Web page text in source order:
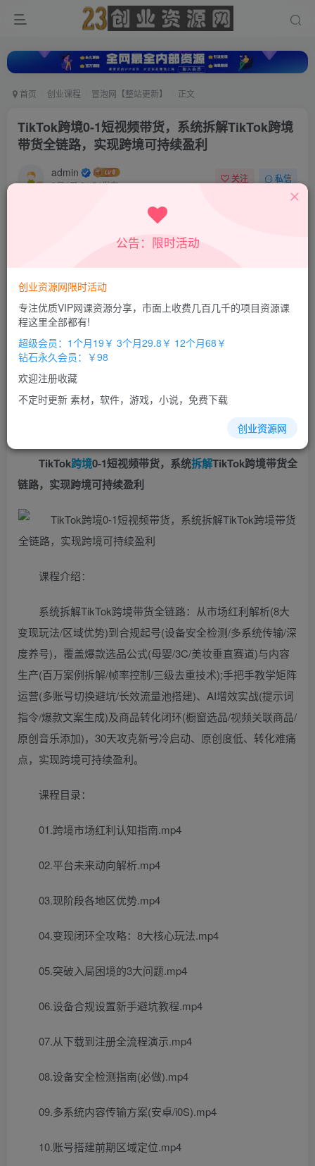
首页 创业课程 冒泡网【整站更新】 正文
TikTok跨境0-1短视频带货，系统拆解TikTok跨境
带货全链路，实现跨境可持续盈利
admin
8月4日 21:54发布
关注 私信
超级会员
立即购买
您当前未登录！建议登陆后购买，办理会员包月更省钱，可保存购
TikTok跨境0-1短视频带货，系统拆解TikTok跨境带货全
链路，实现跨境可持续盈利
课程介绍：
系统拆解TikTok跨境带货全链路：从市场红利解析(8大
变现玩法/区域优势)到合规起号(设备安全检测/多系统传输/深
度养号)，覆盖爆款选品公式(母婴/3C/美妆垂直赛道)与内容
生产(百万案例拆解/帧率控制/三级去重技术);手把手教学矩阵
运营(多账号切换避坑/长效流量池搭建)、AI增效实战(提示词
指令/爆款文案生成)及商品转化闭环(橱窗选品/视频关联商品/
原创音乐添加)，30天攻克新号冷启动、原创度低、转化难痛
点，实现跨境可持续盈利。
课程目录：
01.跨境市场红利认知指南.mp4
02.平台未来动向解析.mp4
03.现阶段各地区优势.mp4
04.变现闭环全攻略：8大核心玩法.mp4
05.突破入局困境的3大问题.mp4
06.设备合规设置新手避坑教程.mp4
07.从下载到注册全流程演示.mp4
08.设备安全检测指南(必做).mp4
09.多系统内容传输方案(安卓/i0S).mp4
10.账号搭建前期区域定位.mp4
公告：限时活动
创业资源网限时活动
专注优质VIP网课资源分享，市面上收费几百几千的项目资源课
程这里全部都有!
超级会员：1个月19￥ 3个月29.8￥ 12个月68￥
钻石永久会员：￥98
欢迎注册收藏
不定时更新 素材，软件，游戏，小说，免费下载
创业资源网